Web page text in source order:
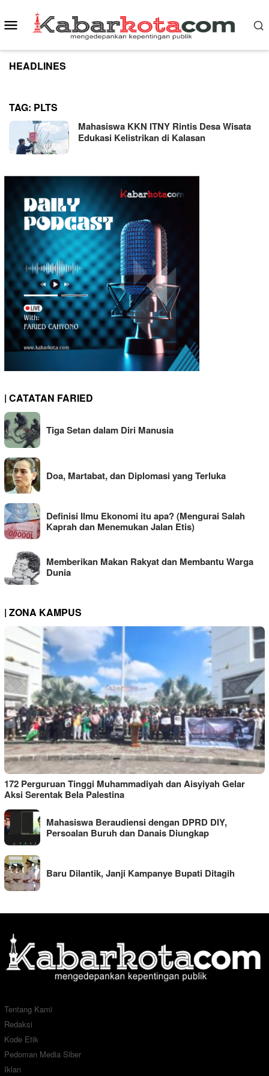
to
content
Mobile
Menu
HEADLINES
TAG: PLTS
Mahasiswa KKN ITNY Rintis Desa Wisata
Edukasi Kelistrikan di Kalasan
| CATATAN FARIED
Tiga Setan dalam Diri Manusia
Doa, Martabat, dan Diplomasi yang Terluka
Definisi Ilmu Ekonomi itu apa? (Mengurai Salah
Kaprah dan Menemukan Jalan Etis)
Memberikan Makan Rakyat dan Membantu Warga
Dunia
| ZONA KAMPUS
172 Perguruan Tinggi Muhammadiyah dan Aisyiyah Gelar
Aksi Serentak Bela Palestina
Mahasiswa Beraudiensi dengan DPRD DIY,
Persoalan Buruh dan Danais Diungkap
Baru Dilantik, Janji Kampanye Bupati Ditagih
Tentang Kami
Redaksi
Kode Etik
Pedoman Media Siber
Iklan